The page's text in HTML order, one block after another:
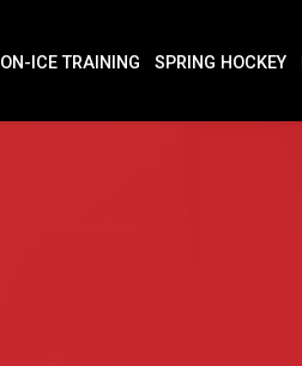
ON-ICE TRAINING SPRING HOCKEY